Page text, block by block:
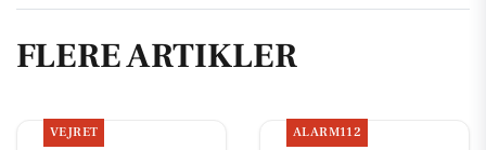
FLERE ARTIKLER
VEJRET ALARM112